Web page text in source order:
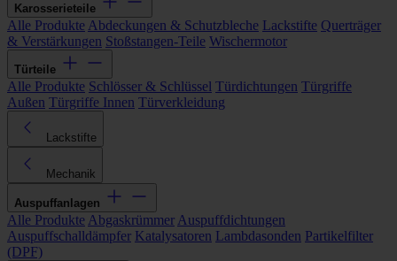
Karosserieteile
Alle Produkte Abdeckungen & Schutzbleche Lackstifte Querträger
& Verstärkungen Stoßstangen-Teile Wischermotor
Türteile
Alle Produkte Schlösser & Schlüssel Türdichtungen Türgriffe
Außen Türgriffe Innen Türverkleidung
Lackstifte
Mechanik
Auspuffanlagen
Alle Produkte Abgaskrümmer Auspuffdichtungen
Auspuffschalldämpfer Katalysatoren Lambdasonden Partikelfilter
(DPF)